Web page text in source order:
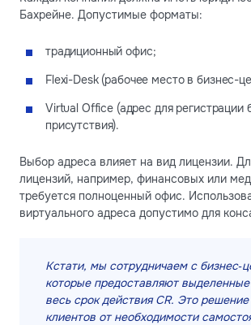
Бахрейне. Допустимые форматы:
традиционный офис;
Flexi-Desk (рабочее место в бизнес-
Virtual Office (адрес для регистрации
присутствия).
Выбор адреса влияет на вид лицензии.
лицензий, например, финансовых или
требуется полноценный офис.
виртуального адреса допустимо для
Кстати, мы сотрудничаем с
которые предоставляют
весь срок действия CR. Это решение
клиентов от необходимости